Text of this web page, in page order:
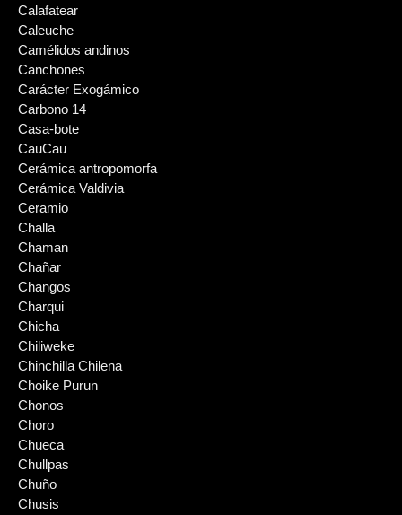
Calafatear
Caleuche
Camélidos andinos
Canchones
Carácter Exogámico
Carbono 14
Casa-bote
CauCau
Cerámica antropomorfa
Cerámica Valdivia
Ceramio
Challa
Chaman
Chañar
Changos
Charqui
Chicha
Chiliweke
Chinchilla Chilena
Choike Purun
Chonos
Choro
Chueca
Chullpas
Chuño
Chusis